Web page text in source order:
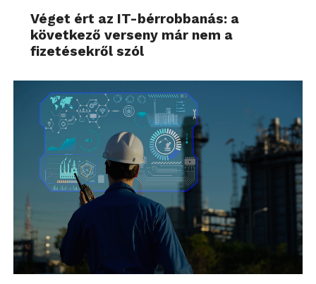
Véget ért az IT-bérrobbanás: a
következő verseny már nem a
fizetésekről szól